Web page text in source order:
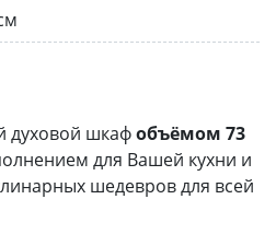
духовой шкафобъёмом 73
для Вашей кухни и
шедевров для всей